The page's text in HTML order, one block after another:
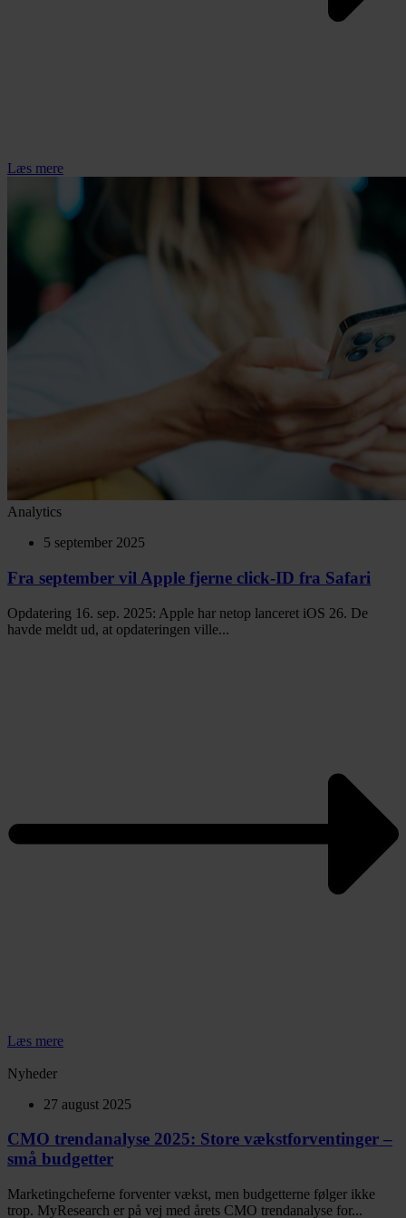
Læs mere
Analytics
5 september 2025
Fra september vil Apple fjerne click-ID fra Safari
Opdatering 16. sep. 2025: Apple har netop lanceret iOS 26. De
havde meldt ud, at opdateringen ville...
Læs mere
Nyheder
27 august 2025
CMO trendanalyse 2025: Store vækstforventinger –
små budgetter
Marketingcheferne forventer vækst, men budgetterne følger ikke
trop. MyResearch er på vej med årets CMO trendanalyse for...